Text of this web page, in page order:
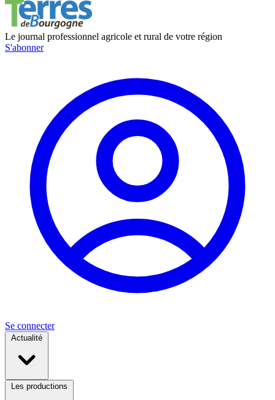
Le journal professionnel agricole et rural de votre région
S'abonner
Se connecter
Actualité
Les productions